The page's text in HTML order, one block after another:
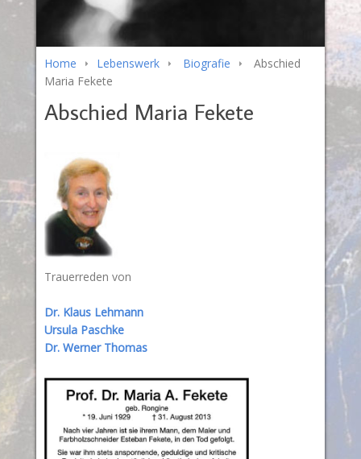
Home Lebenswerk Biografie
Abschied
Maria Fekete
Abschied Maria Fekete
Trauerreden von
Dr. Klaus Lehmann
Ursula Paschke
Dr. Werner Thomas